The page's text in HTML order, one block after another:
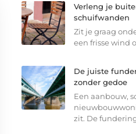
Verleng je
schuifwanden
Zit je graag
een frisse wind
De juiste
zonder gedoe
Een aanbouw,
zit. De